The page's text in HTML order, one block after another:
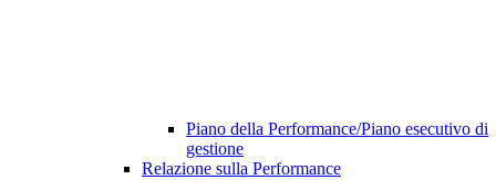
Piano della Performance/Piano esecutivo di
gestione
Relazione sulla Performance